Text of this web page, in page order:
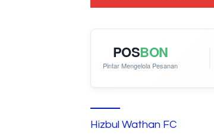
POSBON
Pintar Mengelola Pesanan
Hizbul Wathan FC